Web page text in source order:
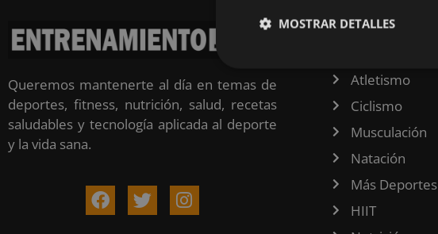
Queremos mantenerte al día en temas de
deportes, fitness, nutrición, salud, recetas
saludables y tecnología aplicada al deporte
y la vida sana.
Atletismo
Ciclismo
Musculación
Natación
Más Deportes
HIIT
MOSTRAR DETALLES